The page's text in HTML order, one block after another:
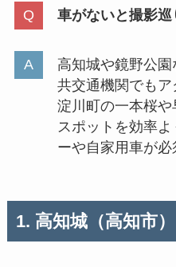
車がないと撮影巡
高知城や鏡野公
共交通機関でも
淀川町の一本桜
スポットを効率
ーや自家用車が必
1. 高知城（高知市）